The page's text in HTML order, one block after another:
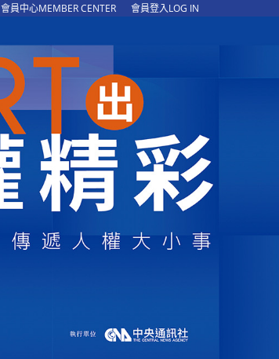
會員中心MEMBER CENTER 會員登入LOG IN